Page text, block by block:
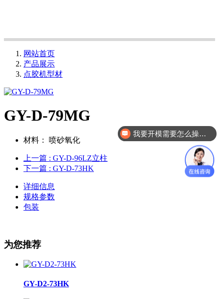
网站首页
产品展示
点胶机型材
GY-D-79MG
材料： 喷砂氧化
上一篇 : GY-D-96LZ立柱
下一篇 : GY-D-73HK
详细信息
规格参数
包装
为您推荐
GY-D2-73HK
我要开模需要怎么操作？